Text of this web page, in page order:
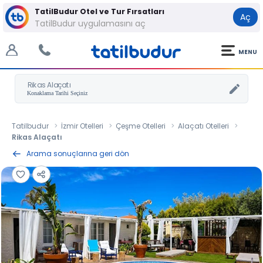
TatilBudur Otel ve Tur Fırsatları
TatilBudur uygulamasını aç
Aç
MENU
Rikas Alaçatı
Tatilbudur İzmir Otelleri Çeşme Otelleri
Alaçatı Otelleri
Rikas Alaçatı
Arama sonuçlarına geri dön